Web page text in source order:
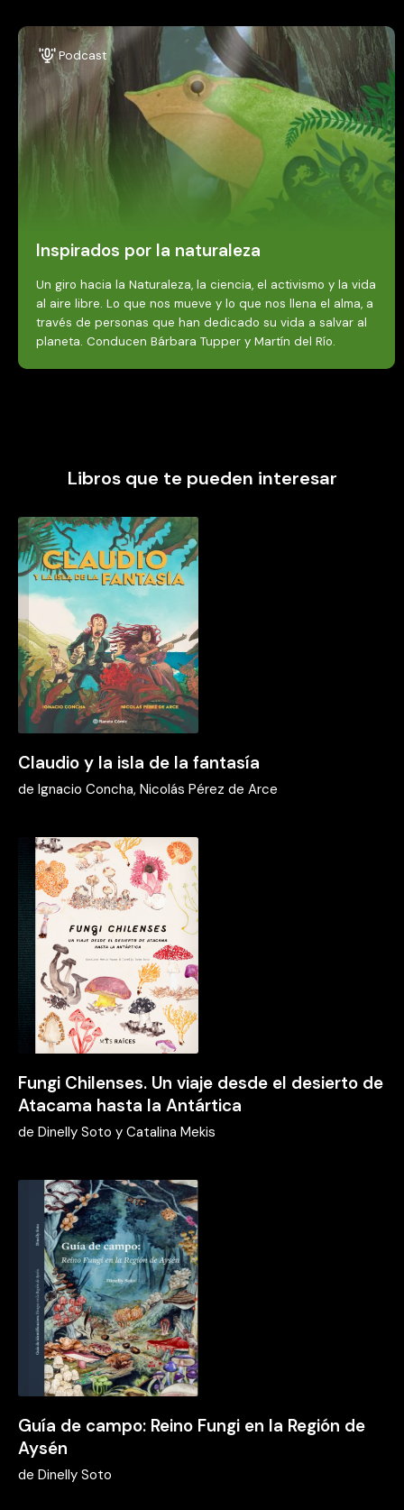
Podcast
Inspirados por la naturaleza
Un giro hacia la Naturaleza, la ciencia, el activismo y la vida
al aire libre. Lo que nos mueve y lo que nos llena el alma, a
través de personas que han dedicado su vida a salvar al
planeta. Conducen Bárbara Tupper y Martín del Río.
Libros que te pueden interesar
Claudio y la isla de la fantasía
de Ignacio Concha, Nicolás Pérez de Arce
Fungi Chilenses. Un viaje desde el desierto de
Atacama hasta la Antártica
de Dinelly Soto y Catalina Mekis
Guía de campo: Reino Fungi en la Región de
Aysén
de Dinelly Soto